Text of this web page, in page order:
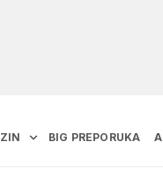
BIG PREPORUKA